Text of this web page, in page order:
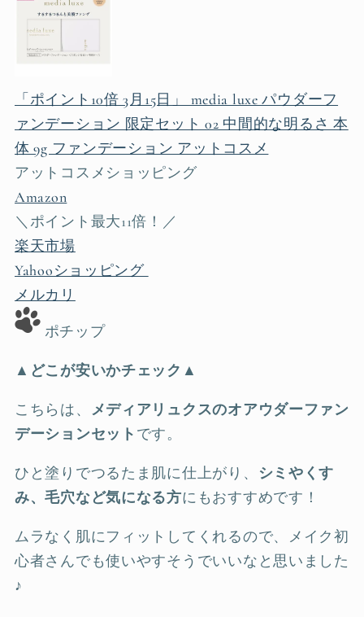
「ポイント10倍 3月15日」 media luxe パウダーフ
ァンデーション 限定セット 02 中間的な明るさ 本
体 9g ファンデーション アットコスメ
アットコスメショッピング
Amazon
＼ポイント最大11倍！／
楽天市場
Yahooショッピング
メルカリ
ポチップ
▲どこが安いかチェック▲
こちらは、 メディアリュクスのオアウダーファン
デーションセット です。
ひと塗りでつるたま肌に仕上がり、
シミやくす
み、毛穴など気になる方にもおすすめです！
ムラなく肌にフィットしてくれるので、メイク初
心者さんでも使いやすそうでいいなと思いました
♪